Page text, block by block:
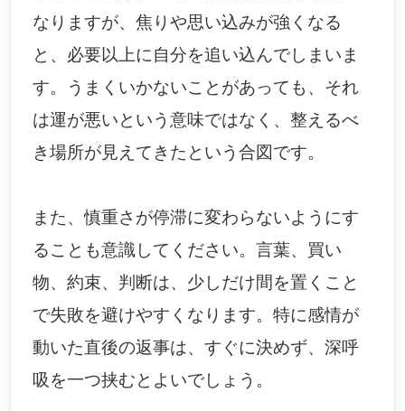
なりますが、焦りや思い込みが強くなる
と、必要以上に自分を追い込んでしまいま
す。うまくいかないことがあっても、それ
は運が悪いという意味ではなく、整えるべ
き場所が見えてきたという合図です。
また、慎重さが停滞に変わらないようにす
ることも意識してください。言葉、買い
物、約束、判断は、少しだけ間を置くこと
で失敗を避けやすくなります。特に感情が
動いた直後の返事は、すぐに決めず、深呼
吸を一つ挟むとよいでしょう。